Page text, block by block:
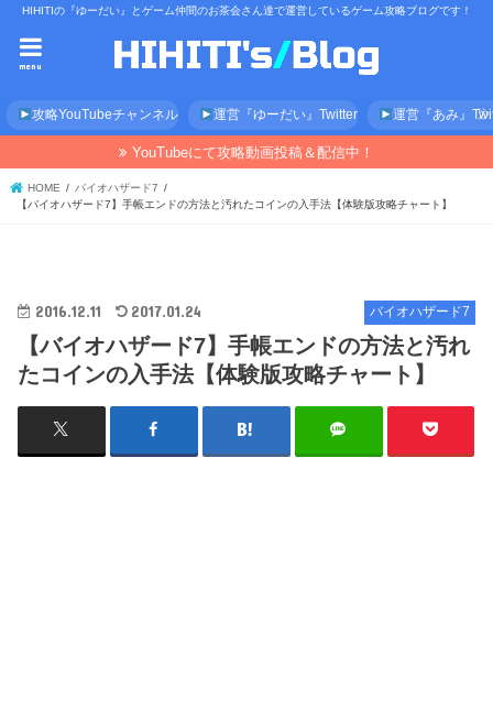
HIHITIの『ゆーだい』とゲーム仲間のお茶会さん達で運営しているゲーム攻略ブログです！
menu
攻略YouTubeチャンネル 運営『ゆーだい』Twitter 運営『あみ』
YouTubeにて攻略動画投稿＆配信中！
HOME
バイオハザード7
【バイオハザード7】手帳エンドの方法と汚れたコインの入手法【体験版攻略チャート】
バイオハザード7
2016.12.11 2017.01.24
【バイオハザード7】手帳エンドの方法と汚れ
たコインの入手法【体験版攻略チャート】